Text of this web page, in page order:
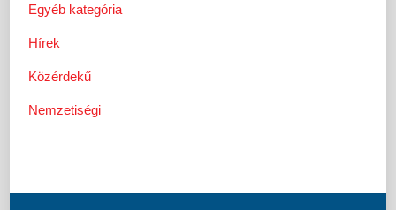
Egyéb kategória
Hírek
Közérdekű
Nemzetiségi